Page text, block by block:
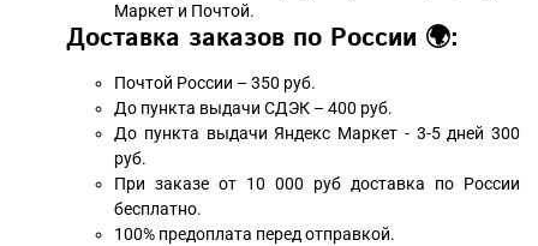
Маркет и Почтой.
Доставка заказов по России 🌍:
Почтой России – 350 руб.
До пункта выдачи СДЭК – 400 руб.
До пункта выдачи Яндекс Маркет - 3-5 дней 300
руб.
При заказе от 10 000 руб доставка по России
бесплатно.
100% предоплата перед отправкой.